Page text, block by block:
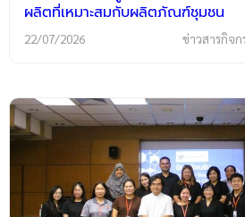
ผลิตที่เหมาะสมกับผลิตภัณฑ์ชุมชน
22/07/2026 ข่าวสารกิจก